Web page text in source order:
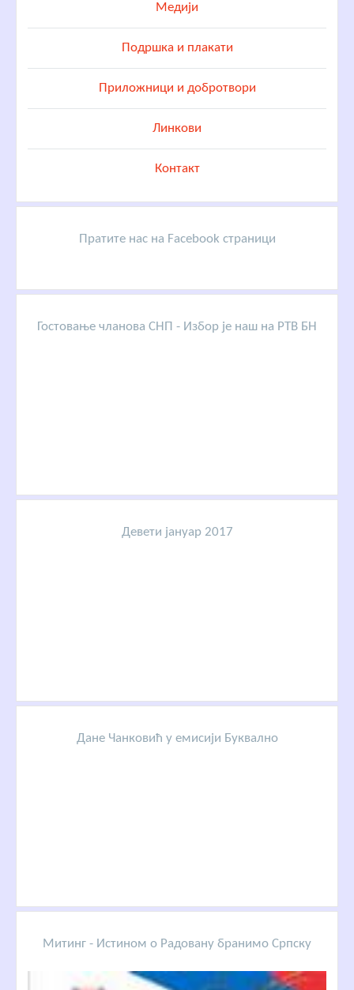
Медији
Подршка и плакати
Приложници и добротвори
Линкови
Контакт
Пратите нас на Facebook страници
Гостовање чланова СНП - Избор је наш на РТВ БН
Девети јануар 2017
Дане Чанковић у емисији Буквално
Митинг - Истином о Радовану бранимо Српску